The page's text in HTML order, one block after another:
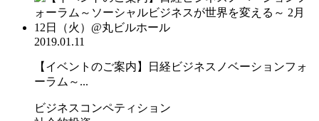
2019.01.11
【イベントのご案内】日経ビジネスノベーションフォ
ーラム～...
ビジネスコンペティション